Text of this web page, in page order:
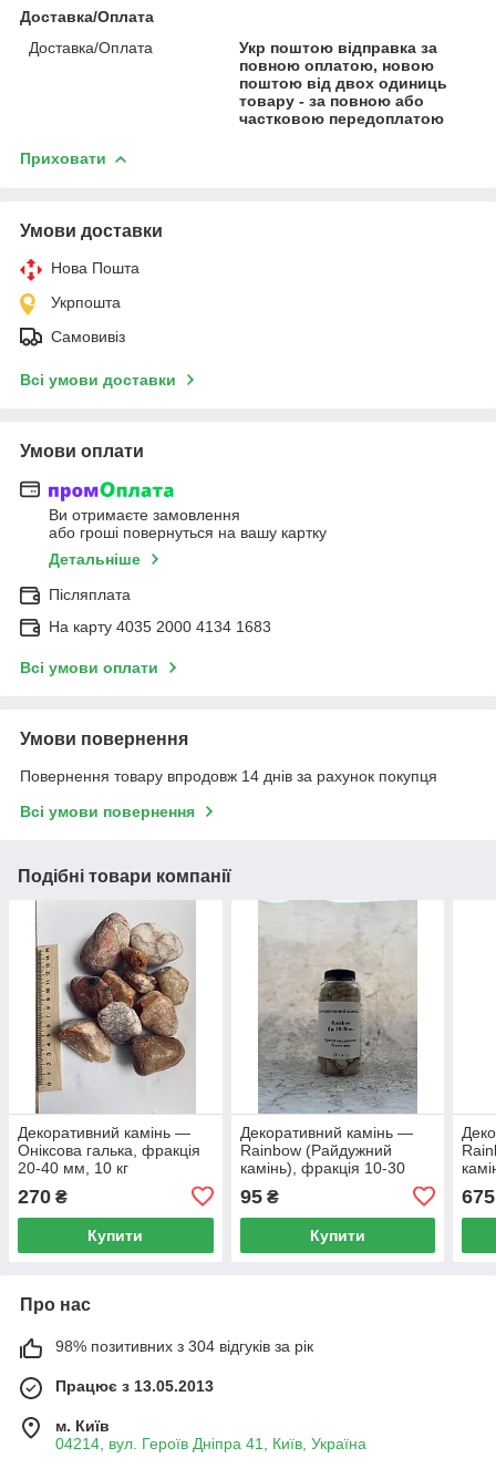
Доставка/Оплата
Доставка/Оплата
Укр поштою відправка за
повною оплатою, новою
поштою від двох одиниць
товару - за повною або
частковою передоплатою
Приховати
Умови доставки
Нова Пошта
Укрпошта
Самовивіз
Всі умови доставки
Умови оплати
Ви отримаєте замовлення
або гроші повернуться на вашу картку
Детальніше
Післяплата
На карту 4035 2000 4134 1683
Всі умови оплати
Умови повернення
Повернення товару впродовж 14 днів за рахунок покупця
Всі умови повернення
Подібні товари компанії
Декоративний камінь —
Оніксова галька, фракція
20-40 мм, 10 кг
270 ₴
Купити
Декоративний камінь —
Rainbow (Райдужний
камінь), фракція 10-30
95₴
Купити
675
Про нас
98% позитивних з 304 відгуків за рік
Працює з 13.05.2013
м. Київ
04214, вул. Героїв Дніпра 41, Київ, Україна